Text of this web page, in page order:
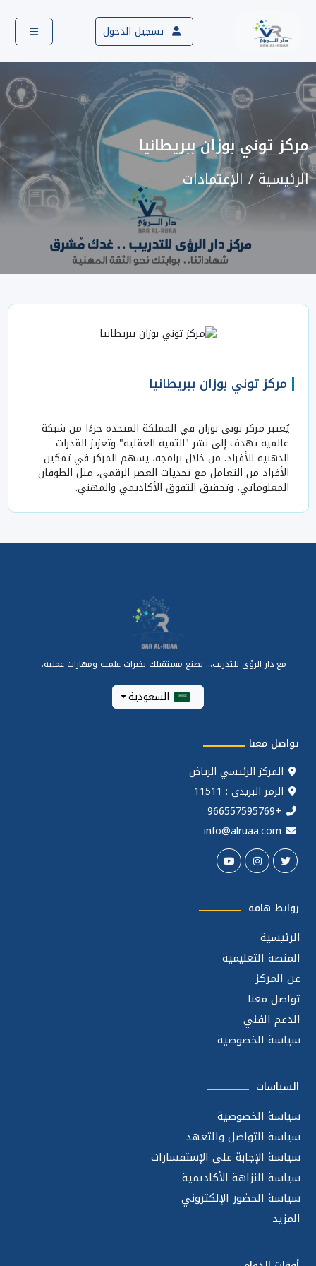
تسجيل الدخول
مركز توني بوزان ببريطانيا
الرئيسية الإعتمادات
مركز توني بوزان ببريطانيا
يُعتبر مركز توني بوزان في المملكة المتحدة جزءًا من شبكة
عالمية تهدف إلى نشر "التمية العقلية" وتعزيز القدرات
الذهنية للأفراد. من خلال برامجه، يسهم المركز في تمكين
الأفراد من التعامل مع تحديات العصر الرقمي، مثل الطوفان
المعلوماتي، وتحقيق التفوق الأكاديمي والمهني.
مع دار الرؤى للتدريب... نصنع مستقبلك بخبرات علمية ومهارات عملية.
السعودية
تواصل معنا
المركز الرئيسي الرياض
الرمز البريدي : 11511
+966557595769
info@alruaa.com
روابط هامة
الرئيسية
المنصة التعليمية
عن المركز
تواصل معنا
الدعم الفني
سياسة الخصوصية
السياسات
سياسة الخصوصية
سياسة التواصل والتعهد
سياسة الإجابة على الإستفسارات
سياسة النزاهة الأكاديمية
سياسة الحضور الإلكتروني
المزيد